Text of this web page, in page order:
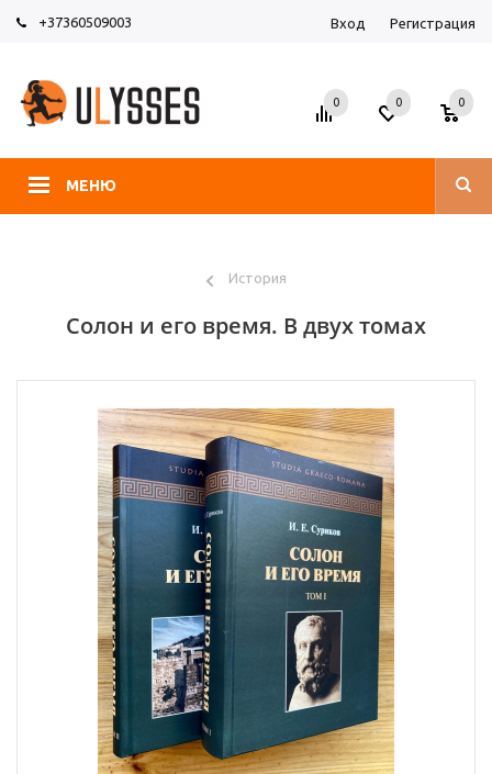
+37360509003 Вход Регистрация
МЕНЮ
0 0 0
История
Солон и его время. В двух томах